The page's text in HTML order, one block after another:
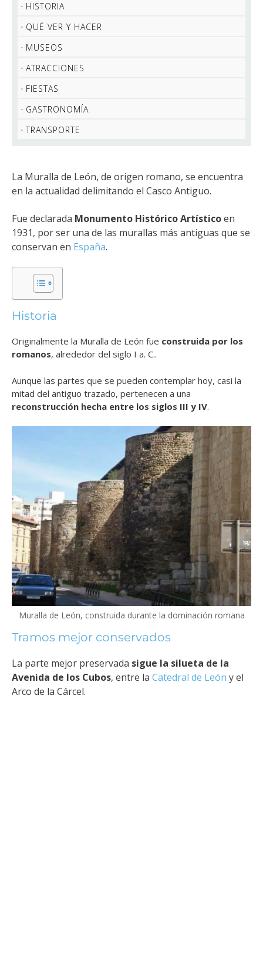
HISTORIA
QUÉ VER Y HACER
MUSEOS
ATRACCIONES
FIESTAS
GASTRONOMÍA
TRANSPORTE
La Muralla de León, de origen romano, se encuentra
en la actualidad delimitando el Casco Antiguo.
Fue declarada Monumento Histórico Artísticoen
1931, por ser una de las murallas más antiguas que se
conservan en España.
Historia
Originalmente la Muralla de León fue construida por los
romanos, alrededor del siglo I a. C..
Aunque las partes que se pueden contemplar hoy, casi la
mitad del antiguo trazado, pertenecen a una
reconstrucción hecha entre los siglos III y IV.
Muralla de León, construida durante la dominación romana
Tramos mejor conservados
La parte mejor preservada sigue la silueta de la
Avenida de los Cubos, entre la Catedral de León y el
Arco de la Cárcel.